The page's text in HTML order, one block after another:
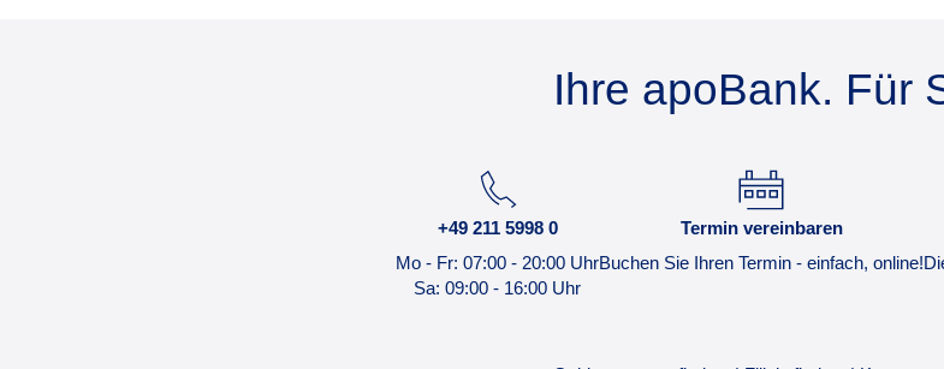
Ihre apoBank. Für
+49 211 5998 0
Mo - Fr: 07:00 - 20:00 Uhr
Sa: 09:00 - 16:00 Uhr
Termin vereinbaren
Buchen Sie Ihren Termin - einfach, online!